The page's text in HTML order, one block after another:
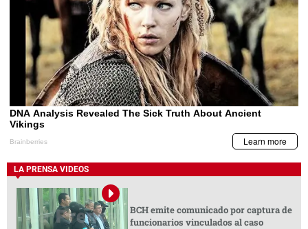
LA PRENSA VIDEOS
BCH emite comunicado por captura de
funcionarios vinculados al caso